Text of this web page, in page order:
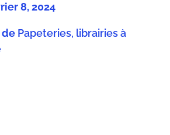
8, 2024
de Papeteries, librairies à